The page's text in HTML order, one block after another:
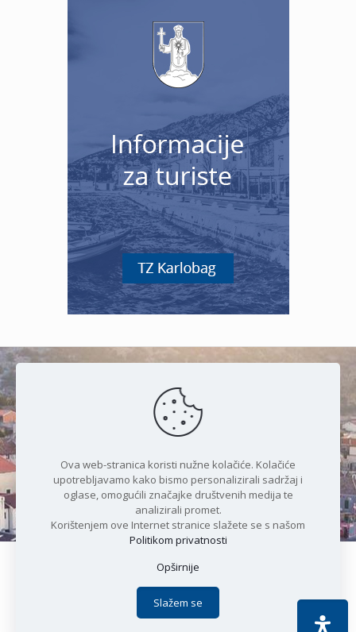
Čudesan spoj kristalnog mora i
prirode
Copyright © 2021 Općina Karlobag | Sva prava pridržana |
Politika privatnosti
Apoc IT
Ova web-stranica koristi nužne kolačiće. Kolačiće
upotrebljavamo kako bismo personalizirali sadržaj i
oglase, omogućili značajke društvenih medija te
analizirali promet.
Korištenjem ove Internet stranice slažete se s našom
Politikom privatnosti
Opširnije
Slažem se